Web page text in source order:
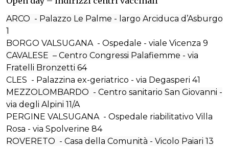
ARCO - Palazzo Le Palme - largo Arciduca d’Asburgo
1
BORGO VALSUGANA - Ospedale - viale Vicenza 9
CAVALESE – Centro Congressi Palafiemme - via
Fratelli Bronzetti 64
CLES - Palazzina ex-geriatrico - via Degasperi 41
MEZZOLOMBARDO - Centro sanitario San Giovanni -
via degli Alpini 11/A
PERGINE VALSUGANA - Ospedale riabilitativo Villa
Rosa - via Spolverine 84
ROVERETO - Casa della Comunità - Vicolo Paiari 13